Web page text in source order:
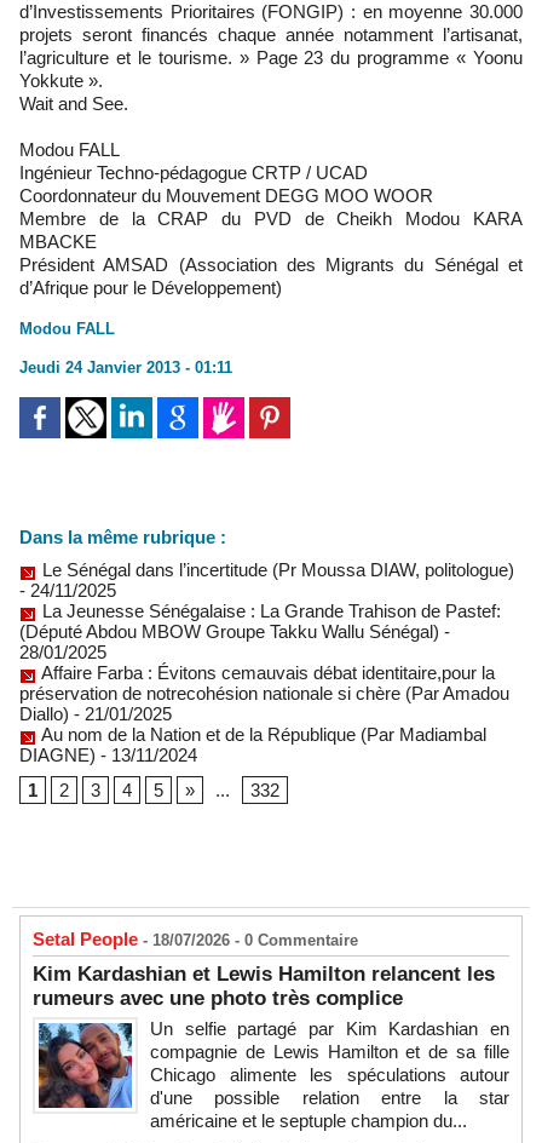
d’Investissements Prioritaires (FONGIP) : en moyenne 30.000
projets seront financés chaque année notamment l’artisanat,
l’agriculture et le tourisme. » Page 23 du programme « Yoonu
Yokkute ».
Wait and See.
Modou FALL
Ingénieur Techno-pédagogue CRTP / UCAD
Coordonnateur du Mouvement DEGG MOO WOOR
Membre de la CRAP du PVD de Cheikh Modou KARA
MBACKE
Président AMSAD (Association des Migrants du Sénégal et
d’Afrique pour le Développement)
Modou FALL
Jeudi 24 Janvier 2013 - 01:11
Dans la même rubrique :
Le Sénégal dans l’incertitude (Pr Moussa DIAW, politologue)
- 24/11/2025
La Jeunesse Sénégalaise : La Grande Trahison de Pastef:
(Député Abdou MBOW Groupe Takku Wallu Sénégal) -
28/01/2025
Affaire Farba : Évitons cemauvais débat identitaire,pour la
préservation de notrecohésion nationale si chère (Par Amadou
Diallo) - 21/01/2025
Au nom de la Nation et de la République (Par Madiambal
DIAGNE) - 13/11/2024
1
2 3 4 5 » ... 332
Setal People - 18/07/2026 - 0 Commentaire
Kim Kardashian et Lewis Hamilton relancent les
rumeurs avec une photo très complice
Un selfie partagé par Kim Kardashian en
compagnie de Lewis Hamilton et de sa fille
Chicago alimente les spéculations autour
d'une possible relation entre la star
américaine et le septuple champion du...